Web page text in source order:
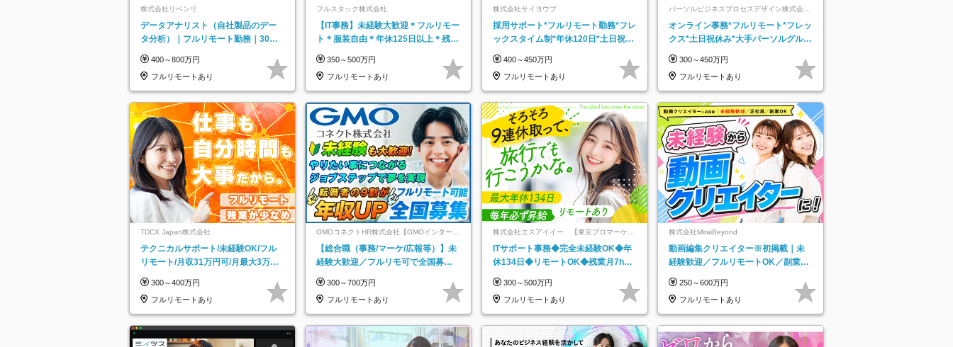
株式会社リベンリ
データアナリスト（自社製品のデー
タ分析）｜フルリモート勤務｜30代
員多数活躍
400～800万円
フルリモートあり
フルスタック株式会社
【IT事務】未経験大歓迎＊フルリモー
ト＊服装自由＊年休125日以上＊残業
350～500万円
フルリモートあり
株式会社サイヨウブ
採用サポート*フルリモート勤務*フレ
ックスタイム制*年休120日*土日祝休
400～450万円
フルリモートあり
パーソルビジネスプロセスデザイン株式会
社 事業開発本部
オンライン事務*フルリモート*フレッ
クス*土日祝休み*大手パーソルグルー
300～450万円
フルリモートあり
TDCX Japan株式会社
テクニカルサポート/未経験OK/フル
リモート/月収31万円可/月最大3万の
300～400万円
フルリモートあり
GMOコネクトHR株式会社【GMOインターネ
ットグループ】
【総合職（事務/マーケ/広報等）】未
経験大歓迎／フルリモ可で全国募
★
300～700万円
フルリモートあり
株式会社エスアイイー 【東京プロマーケッ
ITサポート事務◆完全未経験OK◆年
休134日◆リモートOK◆残業月7h以
300～500万円
フルリモートあり
株式会社MiraiBeyond
動画編集クリエイター※初掲載｜未
経験歓迎／フルリモートOK／副業O
250～600万円
フルリモートあり